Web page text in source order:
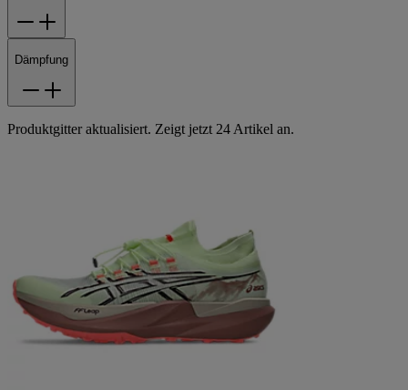
Dämpfung
Produktgitter aktualisiert. Zeigt jetzt 24 Artikel an.